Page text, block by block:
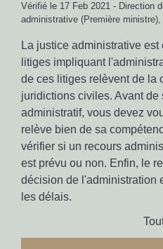
Vérifié le 17 Feb 2021 - Direction
administrative (Première
La justice administrative
litiges impliquant
de ces litiges relèvent de la
juridictions civiles. Avant de
administratif, vous devez
relève bien de sa
vérifier si un recours
est prévu ou non. Enfin, le
décision de l'administration
les délais.